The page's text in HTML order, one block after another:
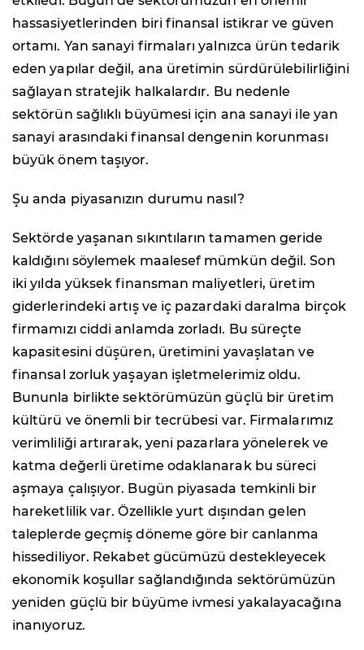
hassasiyetlerinden biri finansal istikrar ve güven
ortamı. Yan sanayi firmaları yalnızca ürün tedarik
eden yapılar değil, ana üretimin sürdürülebilirliğini
sağlayan stratejik halkalardır. Bu nedenle
sektörün sağlıklı büyümesi için ana sanayi ile yan
sanayi arasındaki finansal dengenin korunması
büyük önem taşıyor.
Şu anda piyasanızın durumu nasıl?
Sektörde yaşanan sıkıntıların tamamen geride
kaldığını söylemek maalesef mümkün değil. Son
iki yılda yüksek finansman maliyetleri, üretim
giderlerindeki artış ve iç pazardaki daralma birçok
firmamızı ciddi anlamda zorladı. Bu süreçte
kapasitesini düşüren, üretimini yavaşlatan ve
finansal zorluk yaşayan işletmelerimiz oldu.
Bununla birlikte sektörümüzün güçlü bir üretim
kültürü ve önemli bir tecrübesi var. Firmalarımız
verimliliği artırarak, yeni pazarlara yönelerek ve
katma değerli üretime odaklanarak bu süreci
aşmaya çalışıyor. Bugün piyasada temkinli bir
hareketlilik var. Özellikle yurt dışından gelen
taleplerde geçmiş döneme göre bir canlanma
hissediliyor. Rekabet gücümüzü destekleyecek
ekonomik koşullar sağlandığında sektörümüzün
yeniden güçlü bir büyüme ivmesi yakalayacağına
inanıyoruz.